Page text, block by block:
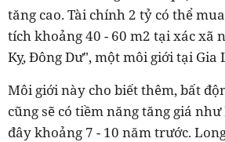
tăng cao. Tài chính 2 tỷ có thể
tích khoảng 40 - 60 m2 tại xác xã
Kỵ, Đông Dư", một môi giới tại Gia
Môi giới này cho biết thêm, bất
cũng sẽ có tiềm năng tăng giá
đây khoảng 7 - 10 năm trước.